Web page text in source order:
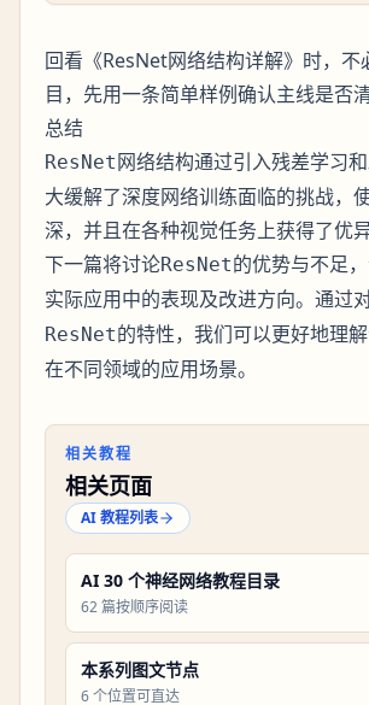
回看《ResNet网络结构详解》时，不
目，先用一条简单样例确认主线是否清
总结
ResNet网络结构通过引入残差学习
大缓解了深度网络训练面临的挑战，
深，并且在各种视觉任务上获得了优异
下一篇将讨论ResNet的优势与不足
实际应用中的表现及改进方向。通过
ResNet的特性，我们可以更好地理
在不同领域的应用场景。
相关教程
相关页面
AI 教程列表
AI 30 个神经网络教程目录
62 篇按顺序阅读
本系列图文节点
6 个位置可直达